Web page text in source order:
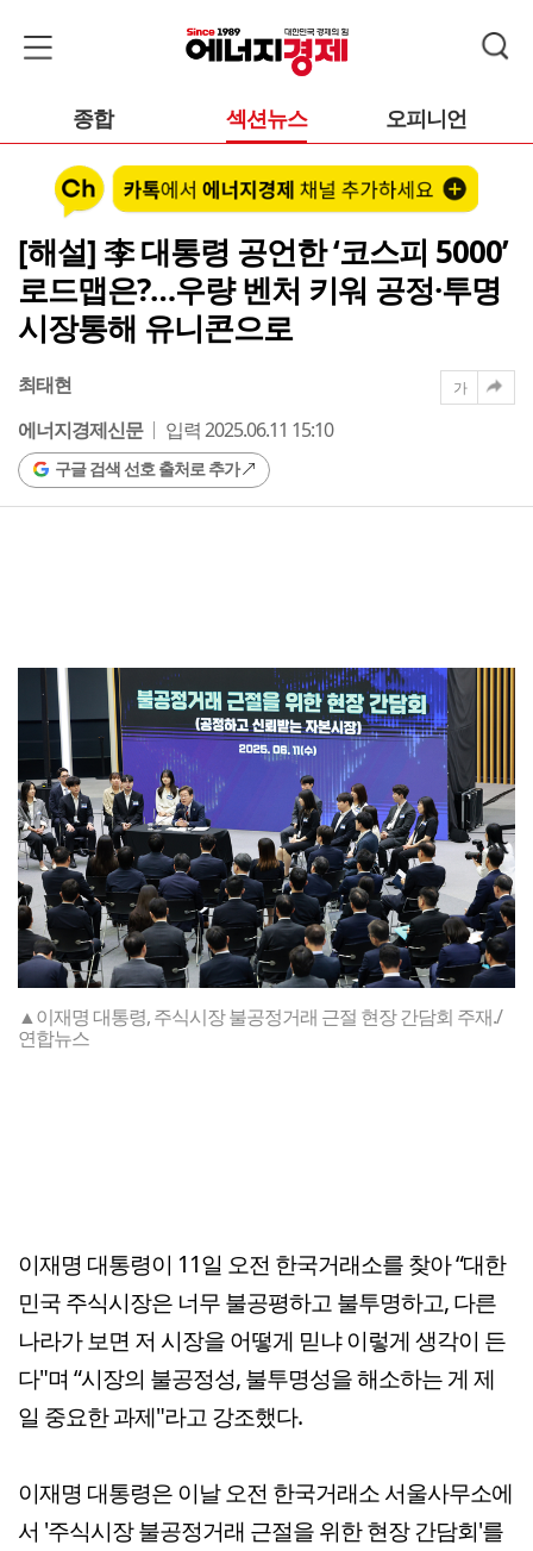
종합 섹션뉴스 오피니언
[해설] 李 대통령 공언한 ‘코스피 5000’
로드맵은?…우량 벤처 키워 공정·투명
시장통해 유니콘으로
최태현
에너지경제신문
입력 2025.06.11 15:10
구글 검색 선호 출처로 추가
가
▲이재명 대통령, 주식시장 불공정거래 근절 현장 간담회 주재./
연합뉴스
이재명 대통령이 11일 오전 한국거래소를 찾아 “대한
민국 주식시장은 너무 불공평하고 불투명하고, 다른
나라가 보면 저 시장을 어떻게 믿냐 이렇게 생각이 든
다"며 “시장의 불공정성, 불투명성을 해소하는 게 제
일 중요한 과제"라고 강조했다.
이재명 대통령은 이날 오전 한국거래소 서울사무소에
서 '주식시장 불공정거래 근절을 위한 현장 간담회'를